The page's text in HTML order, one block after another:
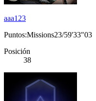
aaa123
Puntos:Missions23/59'33"03
Posición
38